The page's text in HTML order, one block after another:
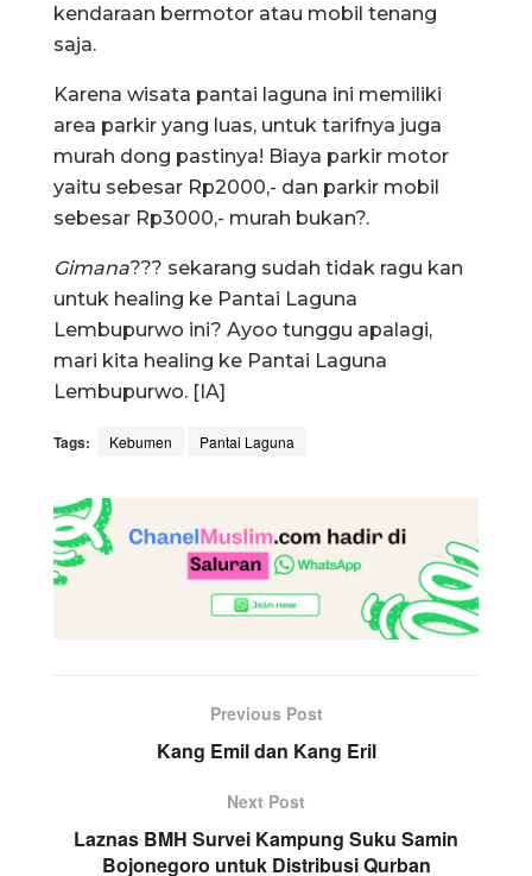
kendaraan bermotor atau mobil tenang
saja.
Karena wisata pantai laguna ini memiliki
area parkir yang luas, untuk tarifnya juga
murah dong pastinya! Biaya parkir motor
yaitu sebesar Rp2000,- dan parkir mobil
sebesar Rp3000,- murah bukan?.
Gimana??? sekarang sudah tidak ragu kan
untuk healing ke Pantai Laguna
Lembupurwo ini? Ayoo tunggu apalagi,
mari kita healing ke Pantai Laguna
Lembupurwo. [IA]
Tags: Kebumen Pantai Laguna
Previous Post
Kang Emil dan Kang Eril
Next Post
Laznas BMH Survei Kampung Suku Samin
Bojonegoro untuk Distribusi Qurban